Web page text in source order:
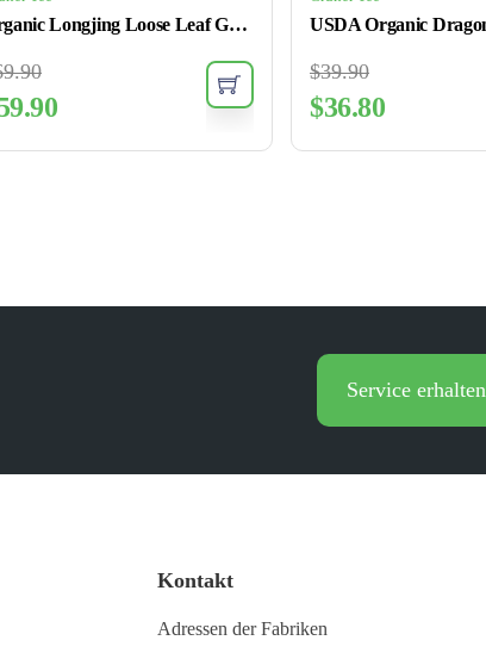
Organic Longjing Loose Leaf Green Tea
$39.90
$36.80
Service erhalten
Kontakt
Adressen der Fabriken